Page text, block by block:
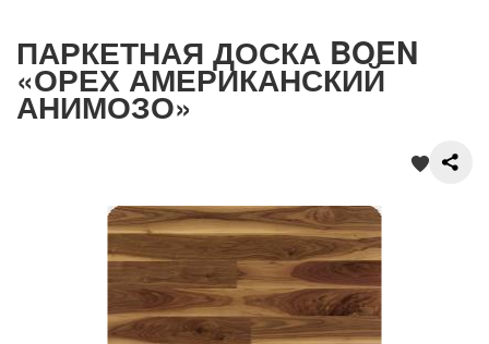
Укладка
Примеры работ
Покупателям
ПАРКЕТНАЯ ДОСКА BOEN
«ОРЕХ АМЕРИКАНСКИЙ
АНИМОЗО»